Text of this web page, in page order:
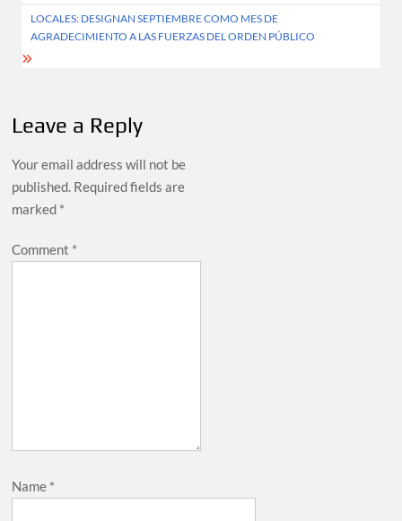
LOCALES: DESIGNAN SEPTIEMBRE COMO MES DE
AGRADECIMIENTO A LAS FUERZAS DEL ORDEN PÚBLICO
Leave a Reply
Your email address will not be
published. Required fields are
marked *
Comment *
Name *